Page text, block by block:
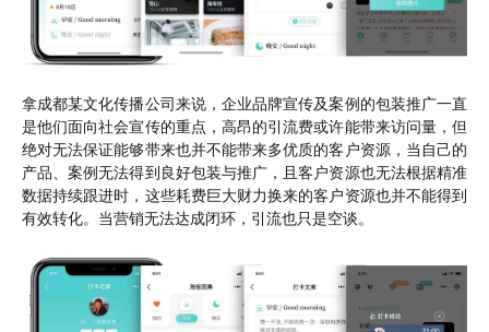
拿成都某文化传播公司来说，企业品牌宣传及案例的包装推广一直
是他们面向社会宣传的重点，高昂的引流费或许能带来访问量，但
绝对无法保证能够带来也并不能带来多优质的客户资源，当自己的
产品、案例无法得到良好包装与推广，且客户资源也无法根据精准
数据持续跟进时，这些耗费巨大财力换来的客户资源也并不能得到
有效转化。当营销无法达成闭环，引流也只是空谈。